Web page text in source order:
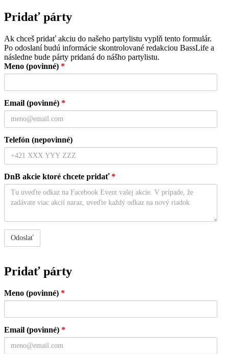
Pridať párty
Ak chceš pridať akciu do našeho partylistu vyplň tento formulár.
Po odoslaní budú informácie skontrolované redakciou BassLife a
následne bude párty pridaná do nášho partylistu.
Meno (povinné) *
Email (povinné) *
Telefón (nepovinné)
DnB akcie ktoré chcete pridať*
Pridať párty
Meno (povinné) *
Email (povinné) *